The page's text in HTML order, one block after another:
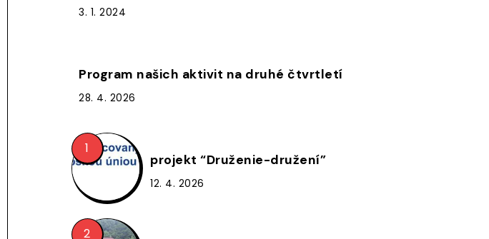
3. 1. 2024
Program našich aktivit na druhé čtvrtletí
28. 4. 2026
projekt “Druženie-družení”
12. 4. 2026